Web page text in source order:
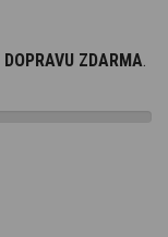
DOPRAVU ZDARMA